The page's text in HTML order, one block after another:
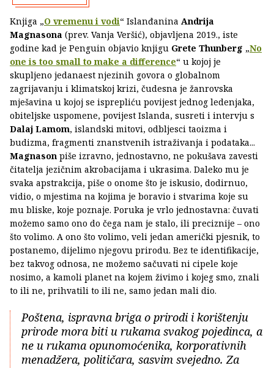
Knjiga „O vremenu i vodi“ Islanđanina Andrija
Magnasona (prev. Vanja Veršić), objavljena 2019., iste
godine kad je Penguin objavio knjigu Grete Thunberg „No
one is too small to make a difference“ u kojoj je
skupljeno jedanaest njezinih govora o globalnom
zagrijavanju i klimatskoj krizi, čudesna je žanrovska
mješavina u kojoj se isprepliću povijest jednog ledenjaka,
obiteljske uspomene, povijest Islanda, susreti i intervju s
Dalaj Lamom, islandski mitovi, odbljesci taoizma i
budizma, fragmenti znanstvenih istraživanja i podataka...
Magnason piše izravno, jednostavno, ne pokušava zavesti
čitatelja jezičnim akrobacijama i ukrasima. Daleko mu je
svaka apstrakcija, piše o onome što je iskusio, dodirnuo,
vidio, o mjestima na kojima je boravio i stvarima koje su
mu bliske, koje poznaje. Poruka je vrlo jednostavna: čuvati
možemo samo ono do čega nam je stalo, ili preciznije – ono
što volimo. A ono što volimo, veli jedan američki pjesnik, to
postanemo, dijelimo njegovu prirodu. Bez te identifikacije,
bez takvog odnosa, ne možemo sačuvati ni cipele koje
nosimo, a kamoli planet na kojem živimo i kojeg smo, znali
to ili ne, prihvatili to ili ne, samo jedan mali dio.
Poštena, ispravna briga o prirodi i korištenju
prirode mora biti u rukama svakog pojedinca, a
ne u rukama opunomoćenika, korporativnih
menadžera, političara, sasvim svejedno. Za